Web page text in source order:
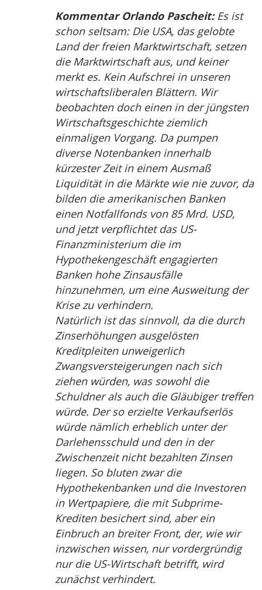
Kommentar Orlando Pascheit:Es ist
schon seltsam: Die USA, das gelobte
Land der freien Marktwirtschaft, setzen
die Marktwirtschaft aus, und keiner
merkt es. Kein Aufschrei in unseren
wirtschaftsliberalen Blättern. Wir
beobachten doch einen in der jüngsten
Wirtschaftsgeschichte ziemlich
einmaligen Vorgang. Da pumpen
diverse Notenbanken innerhalb
kürzester Zeit in einem Ausmaß
Liquidität in die Märkte wie nie zuvor, da
bilden die amerikanischen Banken
einen Notfallfonds von 85 Mrd. USD,
und jetzt verpflichtet das US-
Finanzministerium die im
Hypothekengeschäft engagierten
Banken hohe Zinsausfälle
hinzunehmen, um eine Ausweitung der
Krise zu verhindern.
Natürlich ist das sinnvoll, da die durch
Zinserhöhungen ausgelösten
Kreditpleiten unweigerlich
Zwangsversteigerungen nach sich
ziehen würden, was sowohl die
Schuldner als auch die Gläubiger treffen
würde. Der so erzielte Verkaufserlös
würde nämlich erheblich unter der
Darlehensschuld und den in der
Zwischenzeit nicht bezahlten Zinsen
liegen. So bluten zwar die
Hypothekenbanken und die Investoren
in Wertpapiere, die mit Subprime-
Krediten besichert sind, aber ein
Einbruch an breiter Front, der, wie wir
inzwischen wissen, nur vordergründig
nur die US-Wirtschaft betrifft, wird
zunächst verhindert.